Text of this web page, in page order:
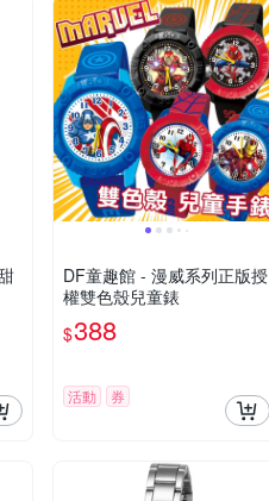
DF童趣館 - 漫威系列正版授
權雙色殼兒童錶
$388
活動 券